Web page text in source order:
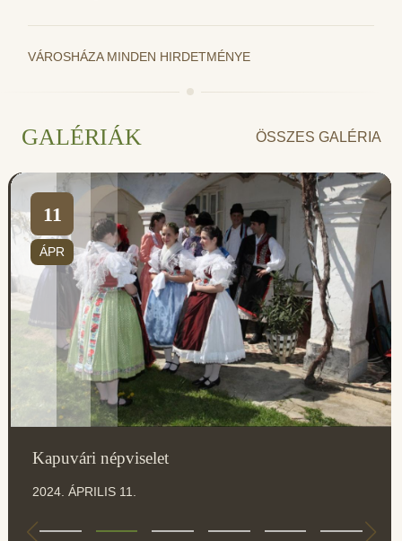
VÁROSHÁZA MINDEN HIRDETMÉNYE
GALÉRIÁK ÖSSZES GALÉRIA
11
ÁPR
Kapuvári népviselet
2024. ÁPRILIS 11.